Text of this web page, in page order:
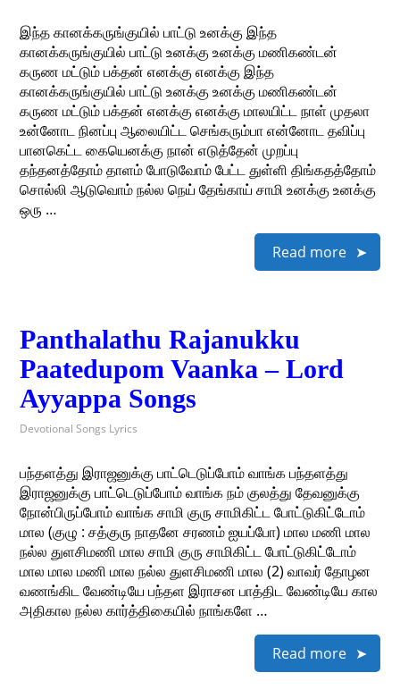
இந்த‌ கானக்கருங்குயில் பாட்டு உனக்கு இந்த‌
கானக்கருங்குயில் பாட்டு உனக்கு உனக்கு மணிகண்டன்
கருண‌ மட்டும் பக்தன் எனக்கு எனக்கு இந்த‌
கானக்கருங்குயில் பாட்டு உனக்கு உனக்கு மணிகண்டன்
கருண‌ மட்டும் பக்தன் எனக்கு எனக்கு மாலயிட்ட‌ நாள் முதலா
உன்னோட‌ நினப்பு ஆலையிட்ட‌ செங்கரும்பா என்னோட‌ தவிப்பு
பானகெட்ட‌ கையென‌க்கு நான் எடுத்தேன் முறப்பு
தந்தனத்தோம் தாளம் போடுவோம் பேட்ட‌ துள்ளி திங்கதத்தோம்
சொல்லி ஆடுவொம் நல்ல‌ நெய் தேங்காய் சாமி உனக்கு உனக்கு
ஒரு …
Read more
Panthalathu Rajanukku
Paatedupom Vaanka – Lord
Ayyappa Songs
Devotional Songs Lyrics
பந்தளத்து இராஜனுக்கு பாட்டெடுப்போம் வாங்க‌ பந்தளத்து
இராஜனுக்கு பாட்டெடுப்போம் வாங்க‌ நம் குலத்து தேவனுக்கு
நோன்பிருப்போம் வாங்க‌ சாமி குரு சாமிகிட்ட‌ போட்டுகிட்டோம்
மால‌ (குழு : சத்குரு நாதனே சரணம் ஐயப்போ) மால‌ மணி மால‌
நல்ல‌ துளசிமணி மால‌ சாமி குரு சாமிகிட்ட‌ போட்டுகிட்டோம்
மால‌ மால‌ மணி மால‌ நல்ல‌ துளசிமணி மால‌ (2) வாவர் தோழன‌
வணங்கிட‌ வேண்டியே பந்தள‌ இராசன‌ பாத்திட‌ வேண்டியே கால‌
அதிகால‌ நல்ல‌ கார்த்திகையில் நாங்களே …
Read more